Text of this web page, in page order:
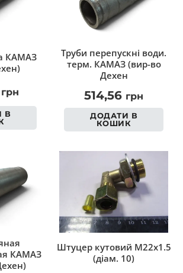
КАМАЗ
грн
В
Труби перепускні води.
терм. КАМАЗ (вир-во
Дехен
514,56 грн
ДОДАТИ В
КОШИК
КАМАЗ
Штуцер кутовий M22x1.5
(діам. 10)